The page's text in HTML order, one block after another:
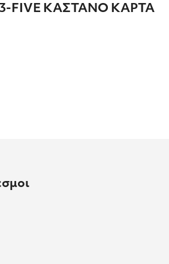
FIVE ΚΑΣΤΑΝΟ ΚΑΡΤΑ